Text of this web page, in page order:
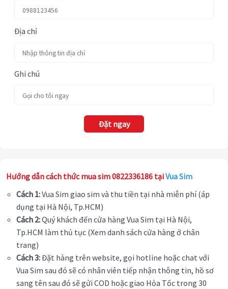
Địa chỉ
Ghi chú
Đặt ngay
Hướng dẫn cách thức mua sim 0822336186 tạiVua Sim
Cách 1:Vua Sim giao sim và thu tiền tại nhà miễn phí (áp
dụng tại Hà Nội, Tp.HCM)
Cách 2:Quý khách đến cửa hàng Vua Sim tại Hà Nội,
Tp.HCM làm thủ tục (Xem danh sách cửa hàng ở chân
trang)
Cách 3:Đặt hàng trên website, gọi hotline hoặc chat với
Vua Sim sau đó sẽ có nhân viên tiếp nhận thông tin, hồ sơ
sang tên sau đó sẽ gửi COD hoặc giao Hỏa Tốc trong 30